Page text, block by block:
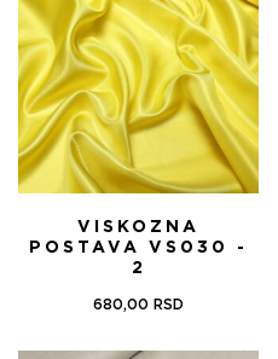
VISKOZNA
POSTAVA VS030 -
2
680,00 RSD